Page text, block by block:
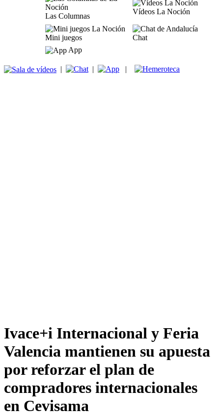
Las Columnas
Vídeos La Noción
Mini juegos
Chat
App
| | |
Ivace+i Internacional y Feria
Valencia mantienen su apuesta
por reforzar el plan de
compradores internacionales
en Cevisama